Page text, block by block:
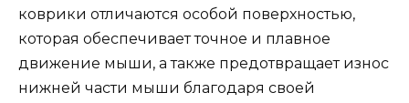
коврики отличаются особой поверхностью,
которая обеспечивает точное и плавное
движение мыши, а также предотвращает износ
нижней части мыши благодаря своей